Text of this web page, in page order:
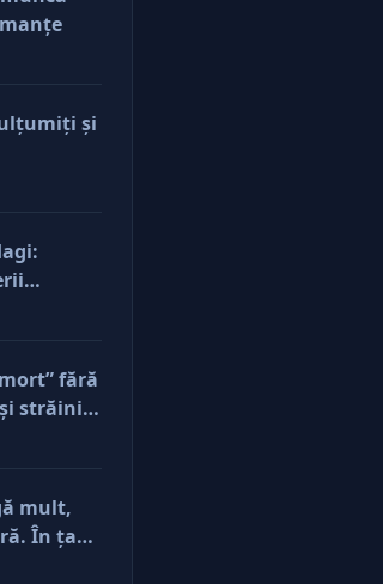
şi
o
fără
străini.
e
îl
a făcut
mult,
În ţară